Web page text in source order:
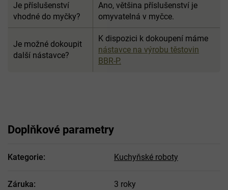
Je příslušenství
vhodné do myčky?
Ano, většina příslušenství je
omyvatelná v myčce.
Je možné dokoupit
další nástavce?
K dispozici k dokoupení máme
nástavce na výrobu těstovin
BBR-P.
Doplňkové parametry
Kategorie: Kuchyňské roboty
Záruka: 3 roky